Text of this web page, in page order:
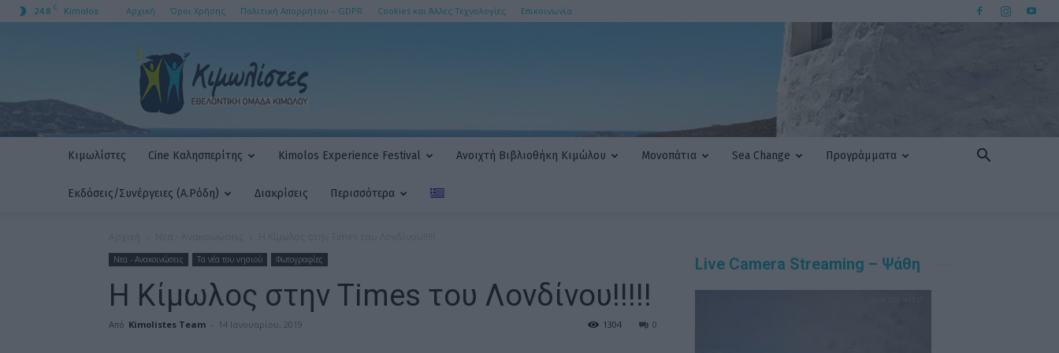
24.8 C Kimolos Αρχική Όροι Χρήσης Πολιτική Απορρήτου – GDPR Cookies και Άλλες Τεχνολογίες Επικοινωνία
AMKE
Κιμωλίστες Cine Καλησπερίτης Kimolos Experience Festival Ανοιχτή Βιβλιοθήκη Κιμώλου Μονοπάτια Sea Change Προγράμματα
Εκδόσεις/Συνέργειες (Α.Ρόδη) Διακρίσεις Περισσότερα
Νεα - Ανακοινώσεις Τα νέα του νησιού Φωτογραφίες
H Κίμωλος στην Times του Λονδίνου!!!!!
Από Kimolistes Team - 14 Ιανουαρίου, 2019 0
1304
Live Camera Streaming – Ψάθη